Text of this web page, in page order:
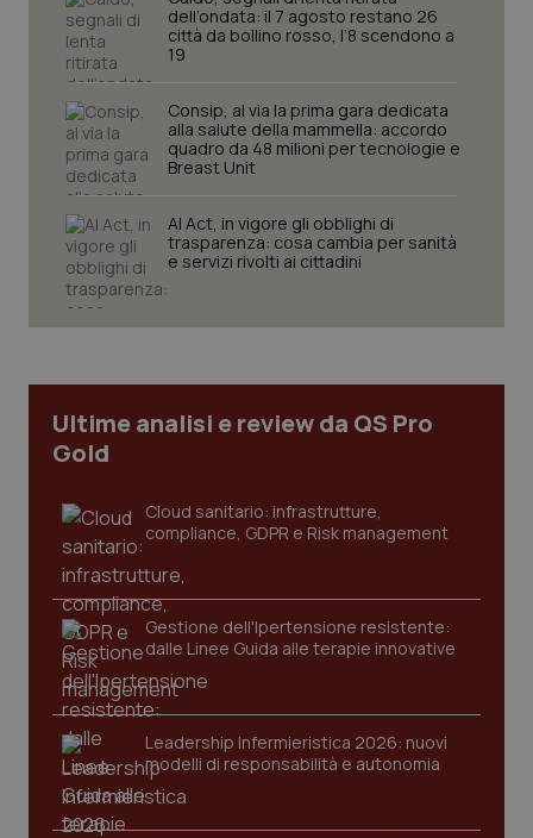
dell’ondata: il 7 agosto restano 26
città da bollino rosso, l’8 scendono a
19
Consip, al via la prima gara dedicata
alla salute della mammella: accordo
quadro da 48 milioni per tecnologie e
Breast Unit
AI Act, in vigore gli obblighi di
trasparenza: cosa cambia per sanità
e servizi rivolti ai cittadini
Ultime analisi e review da QS Pro
Gold
Cloud sanitario: infrastrutture,
compliance, GDPR e Risk management
Gestione dell'Ipertensione resistente:
dalle Linee Guida alle terapie innovative
Leadership Infermieristica 2026: nuovi
modelli di responsabilità e autonomia
I cookie necessari contribuiscono a rendere fruibile il
sito web abilitandone funzionalità di base quali la
navigazione sulle pagine e l'accesso alle aree
protette del sito. Il sito web non è in grado di
Nome
Fornitore /Dominio
VISITOR_PRIVACY_METADATA
YouTube
CookieScriptConsent
CookieScript